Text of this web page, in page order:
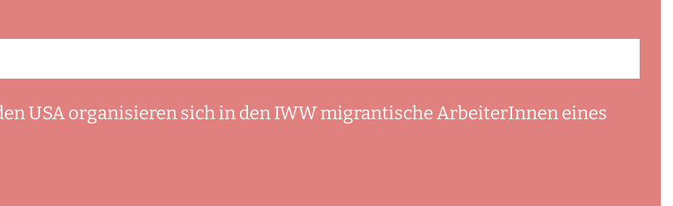
USA organisieren sich in den IWW migrantische ArbeiterInnen eines